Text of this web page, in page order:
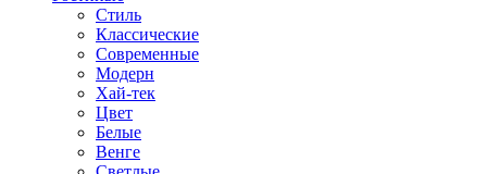
Стиль
Классические
Современные
Модерн
Хай-тек
Цвет
Белые
Венге